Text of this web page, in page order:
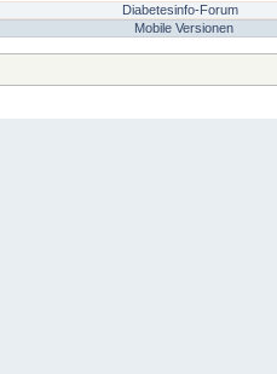
Diabetesinfo-Forum
Mobile Versionen